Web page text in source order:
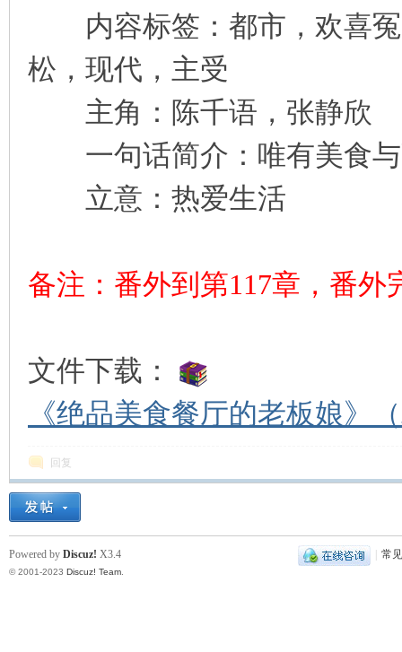
内容标签：都市，欢喜冤
松，现代，主受
主角：陈千语，张静欣
一句话简介：唯有美食与
立意：热爱生活
备注：番外到第117章，番外
文件下载：
《绝品美食餐厅的老板娘》
回复
常
Powered by Discuz! X3.4
© 2001-2023 Discuz! Team